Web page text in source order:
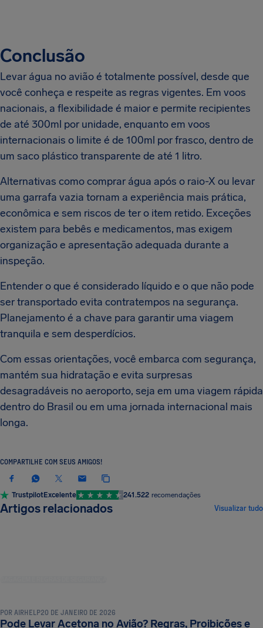
Conclusão
Levar água no avião é totalmente possível, desde que
você conheça e respeite as regras vigentes. Em voos
nacionais, a flexibilidade é maior e permite recipientes
de até 300ml por unidade, enquanto em voos
internacionais o limite é de 100ml por frasco, dentro de
um saco plástico transparente de até 1 litro.
Alternativas como comprar água após o raio-X ou levar
uma garrafa vazia tornam a experiência mais prática,
econômica e sem riscos de ter o item retido. Exceções
existem para bebês e medicamentos, mas exigem
organização e apresentação adequada durante a
inspeção.
Entender o que é considerado líquido e o que não pode
ser transportado evita contratempos na segurança.
Planejamento é a chave para garantir uma viagem
tranquila e sem desperdícios.
Com essas orientações, você embarca com segurança,
mantém sua hidratação e evita surpresas
desagradáveis no aeroporto, seja em uma viagem rápida
dentro do Brasil ou em uma jornada internacional mais
longa.
COMPARTILHE COM SEUS AMIGOS!
TrustpilotExcelente 241.522 recomendações
Artigos relacionados Visualizar tudo
POR AIRHELP20 DE JANEIRO DE 2026
Pode Levar Acetona no Avião? Regras, Proibições e